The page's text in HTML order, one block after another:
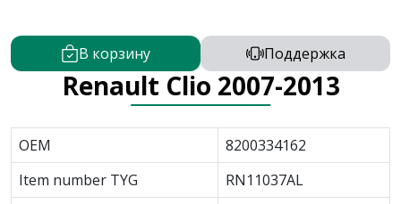
В корзину Поддержка
Renault Clio 2007-2013
OEM
8200334162
Item number TYG
RN11037AL